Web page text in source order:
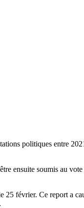
politiques entre
ensuite soumis au vote
février. Ce report a